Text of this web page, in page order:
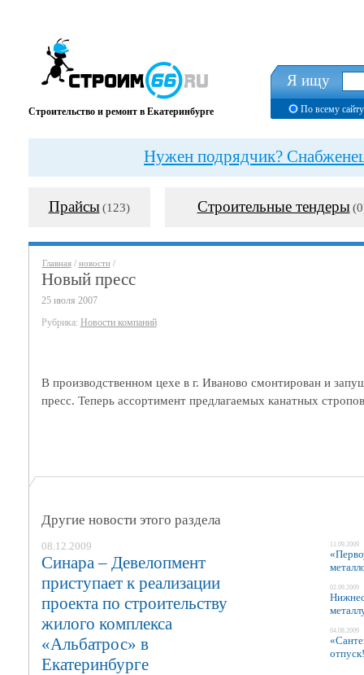
Строительство и ремонт в Екатеринбурге
Я ищу
По всему сайту
Нужен подрядчик?
Прайсы (123) Строительные тендеры
Главная/ новости/
Новый пресс
25 июля 2007
Рубрика: Новости компаний
В производственном цехе в г. Иваново смонтирован и
пресс. Теперь ассортимент предлагаемых канатных
Другие новости этого раздела
08.12.2009
Синара – Девелопмент
приступает к реализации
проекта по строительству
жилого комплекса
«Альбатрос» в
Екатеринбурге
11.09.2009
02.09.2009
04.08.2009
отпуск!